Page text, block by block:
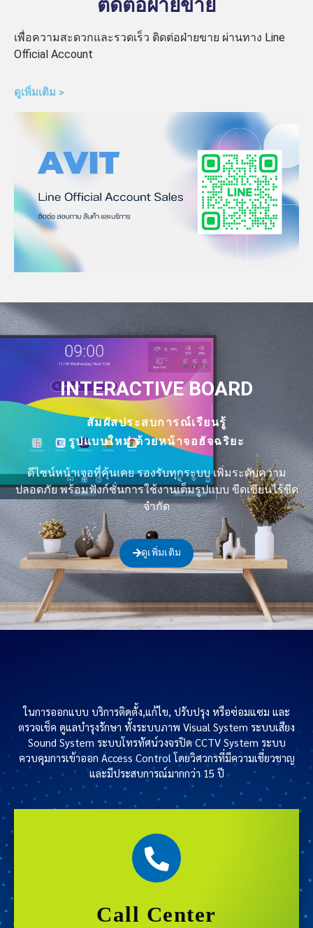
ติดต่อฝ่ายขาย
เพื่อความสะดวกและรวดเร็ว ติดต่อฝ่ายขาย ผ่านทาง Line
Official Account
ดูเพิ่มเติม >
INTERACTIVE BOARD
สัมผัสประสบการณ์เรียนรู้
รูปแบบใหม่ ด้วยหน้าจอฮัจฉริยะ
ดีไซน์หน้าเจอที่คุ้นเคย รองรับทุกระบบเพิ่มระดับความ
ปลอดภัยพร้อมฟังก์ชั่นการใช้งานเต็มรูปแบบ ขีดเขียนไร้ขีด
จำกัด
ดูเพิ่มเติม
ในการออกแบบ บริการติดตั้ง,แก้ไข, ปรับปรุง หรือซ่อมแซม และ
ตรวจเช็ค ดูแลบำรุงรักษา ทั้งระบบภาพ Visual System ระบบเสียง
Sound System ระบบโทรทัศน์วงจรปิด CCTV System ระบบ
ควบคุมการเข้าออก Access Control โดยวิศวกรที่มีความเชี่ยวชาญ
และมีประสบการณ์มากกว่า 15 ปี
Call Center